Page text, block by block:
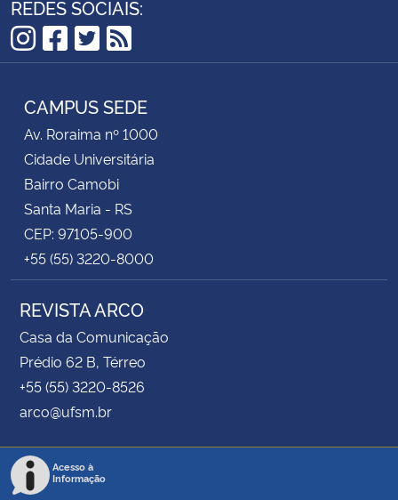
REDES SOCIAIS:
Instagram
Facebook
Twitter
RSS
CAMPUS SEDE
Av. Roraima nº 1000
Cidade Universitária
Bairro Camobi
Santa Maria - RS
CEP: 97105-900
+55 (55) 3220-8000
REVISTA ARCO
Casa da Comunicação
Prédio 62 B, Térreo
+55 (55) 3220-8526
arco@ufsm.br
Acesso à
Informação